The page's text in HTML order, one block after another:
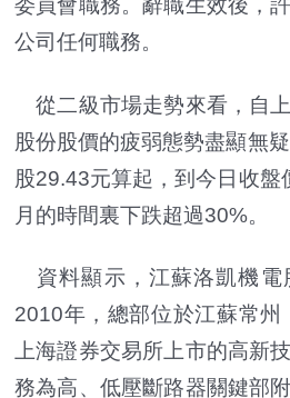
委員會職務。辭職生效後，
公司任何職務。
從二級市場走勢來看，自
股份股價的疲弱態勢盡顯無
股29.43元算起，到今日收盤
月的時間裏下跌超過30%。
資料顯示，江蘇洛凱機電
2010年，總部位於江蘇常
上海證券交易所上市的高新
務為高、低壓斷路器關鍵部